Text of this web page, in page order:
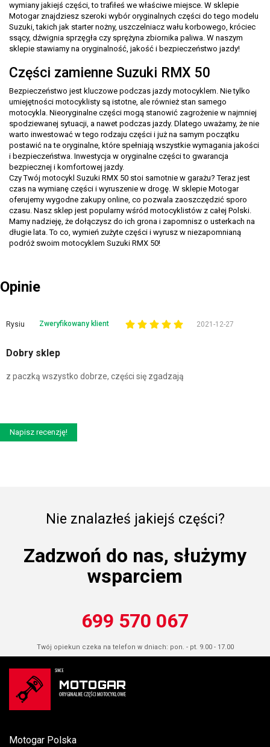
wymiany jakiejś części, to trafiłeś we właściwe miejsce. W sklepie
Motogar znajdziesz szeroki wybór oryginalnych części do tego modelu
Suzuki, takich jak starter nożny, uszczelniacz wału korbowego, króciec
ssący, dźwignia sprzęgła czy sprężyna zbiornika paliwa. W naszym
sklepie stawiamy na oryginalność, jakość i bezpieczeństwo jazdy!
Części zamienne Suzuki RMX 50
Bezpieczeństwo jest kluczowe podczas jazdy motocyklem. Nie tylko
umiejętności motocyklisty są istotne, ale również stan samego
motocykla. Nieoryginalne części mogą stanowić zagrożenie w najmniej
spodziewanej sytuacji, a nawet podczas jazdy. Dlatego uważamy, że nie
warto inwestować w tego rodzaju części i już na samym początku
postawić na te oryginalne, które spełniają wszystkie wymagania jakości
i bezpieczeństwa. Inwestycja w oryginalne części to gwarancja
bezpiecznej i komfortowej jazdy.
Czy Twój motocykl Suzuki RMX 50 stoi samotnie w garażu? Teraz jest
czas na wymianę części i wyruszenie w drogę. W sklepie Motogar
oferujemy wygodne zakupy online, co pozwala zaoszczędzić sporo
czasu. Nasz sklep jest popularny wśród motocyklistów z całej Polski.
Mamy nadzieję, że dołączysz do ich grona i zapomnisz o usterkach na
długie lata. To co, wymień zużyte części i wyrusz w niezapomnianą
podróż swoim motocyklem Suzuki RMX 50!
Opinie
Rysiu Zweryfikowany klient 2021-12-27
Dobry sklep
z paczką wszystko dobrze, części się zgadzają
Napisz recenzję!
Nie znalazłeś jakiejś części?
Zadzwoń do nas, służymy
wsparciem
699 570 067
Twój opiekun czeka na telefon w dniach: pon. - pt. 9.00 - 17.00
Motogar Polska